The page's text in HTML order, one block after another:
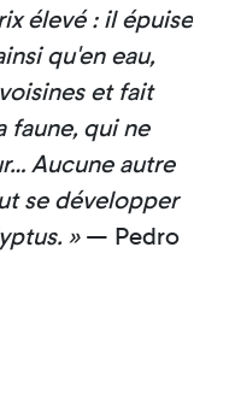
élevé : il épuise
qu'en eau,
et fait
qui ne
Aucune autre
se développer
»— Pedro